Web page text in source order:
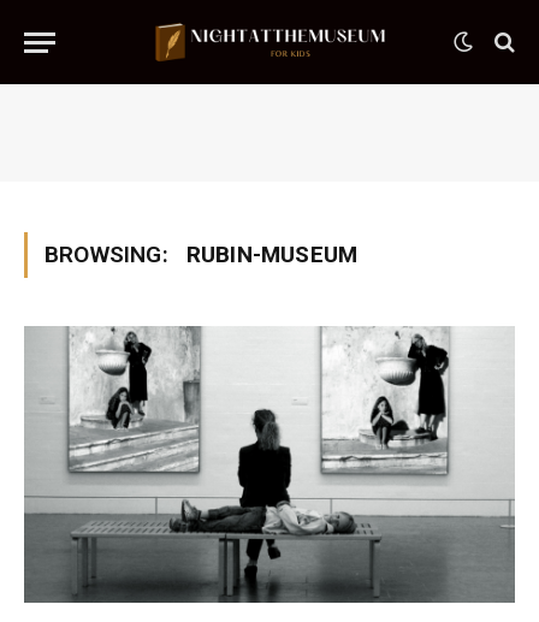
BROWSING: RUBIN-MUSEUM